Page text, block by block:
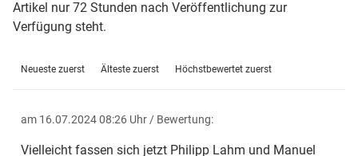
Artikel nur 72 Stunden nach Veröffentlichung zur
Verfügung steht.
Neueste zuerst Älteste zuerst Höchstbewertet zuerst
am 16.07.2024 08:26 Uhr / Bewertung:
Vielleicht fassen sich jetzt Philipp Lahm und Manuel